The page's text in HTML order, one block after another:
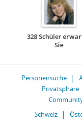
328 Schüler
Sie
Personensuche
Privatsphäre
Schweiz